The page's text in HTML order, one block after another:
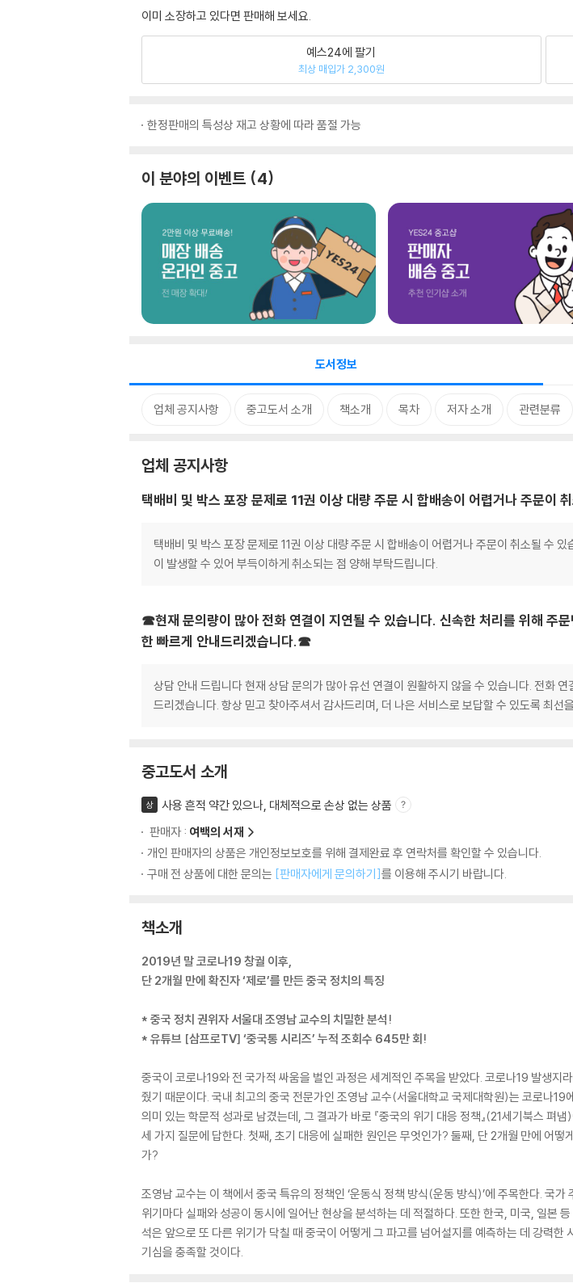
이미 소장하고 있다면 판매해 보세요.
예스24에 팔기
최상 매입가 2,300원
한정판매의 특성상 재고 상황에 따라 품절 가능
이 분야의 이벤트 4
도서정보
업체 공지사항 중고도서 소개 책소개 목차 저자 소개 관련분류
업체 공지사항
택배비 및 박스 포장 문제로 11권 이상 대량 주문 시 합배송이 어렵거나 주문이
택배비 및 박스 포장 문제로 11권 이상 대량 주문 시 합배송이 어렵거나 주문이 취소될 수
이 발생할 수 있어 부득이하게 취소되는 점 양해 부탁드립니다.
☎현재 문의량이 많아 전화 연결이 지연될 수 있습니다. 신속한 처리를 위해 주
한 빠르게 안내드리겠습니다.☎
상담 안내 드립니다 현재 상담 문의가 많아 유선 연결이 원활하지 않을 수 있습니다. 전화
드리겠습니다. 항상 믿고 찾아주셔서 감사드리며, 더 나은 서비스로 보답할 수 있도록 최선
중고도서 소개
상
사용 흔적 약간 있으나, 대체적으로 손상 없는 상품
판매자 : 여백의 서재
개인 판매자의 상품은 개인정보보호를 위해 결제완료 후 연락처를 확인할 수 있습니다.
구매 전 상품에 대한 문의는 [판매자에게 문의하기]를 이용해 주시기 바랍니다.
책소개
2019년 말 코로나19 창궐 이후,
단 2개월 만에 확진자 ‘제로’를 만든 중국 정치의 특징
* 중국 정치 권위자 서울대 조영남 교수의 치밀한 분석!
* 유튜브 [삼프로TV] ‘중국통 시리즈’ 누적 조회수 645만 회!
중국이 코로나19와 전 국가적 싸움을 벌인 과정은 세계적인 주목을 받았다. 코로나19 발생
줬기 때문이다. 국내 최고의 중국 전문가인 조영남 교수(서울대학교 국제대학원)는 코로나
의미 있는 학문적 성과로 남겼는데, 그 결과가 바로 『중국의 위기 대응 정책』(21세기북스 펴
세 가지 질문에 답한다. 첫째, 초기 대응에 실패한 원인은 무엇인가? 둘째, 단 2개월 만에 어떻
가?
조영남 교수는 이 책에서 중국 특유의 정책인 ‘운동식 정책 방식(운동 방식)’에 주목한다. 국
위기마다 실패와 성공이 동시에 일어난 현상을 분석하는 데 적절하다. 또한 한국, 미국, 일본
석은 앞으로 또 다른 위기가 닥칠 때 중국이 어떻게 그 파고를 넘어설지를 예측하는 데 강력
기심을 충족할 것이다.